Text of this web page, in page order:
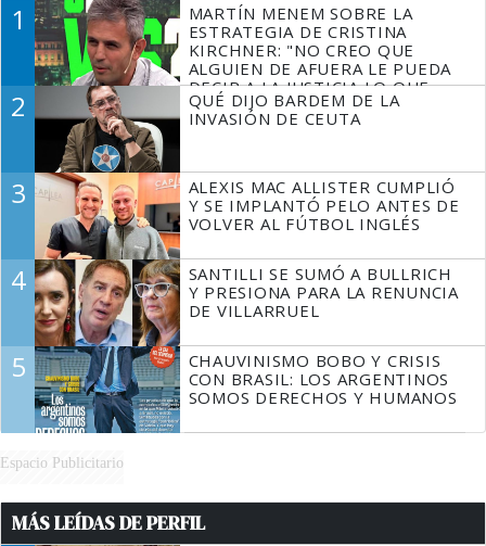
1
MARTÍN MENEM SOBRE LA
ESTRATEGIA DE CRISTINA
KIRCHNER: "NO CREO QUE
ALGUIEN DE AFUERA LE PUEDA
DECIR A LA JUSTICIA LO QUE
TIENE QUE HACER"
2
QUÉ DIJO BARDEM DE LA
INVASIÓN DE CEUTA
3
ALEXIS MAC ALLISTER CUMPLIÓ
Y SE IMPLANTÓ PELO ANTES DE
VOLVER AL FÚTBOL INGLÉS
4
SANTILLI SE SUMÓ A BULLRICH
Y PRESIONA PARA LA RENUNCIA
DE VILLARRUEL
5
CHAUVINISMO BOBO Y CRISIS
CON BRASIL: LOS ARGENTINOS
SOMOS DERECHOS Y HUMANOS
Espacio Publicitario
MÁS LEÍDAS DE PERFIL